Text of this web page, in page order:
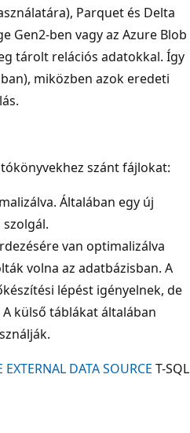
Parquet és Delta
Gen2-ben vagy az Azure Blob
tárolt relációs adatokkal. Így
miközben azok eredeti
szánt fájlokat:
Általában egy új
van optimalizálva
volna az adatbázisban. A
lépést igényelnek, de
külső táblákat általában
EXTERNAL DATA SOURCE T-SQL